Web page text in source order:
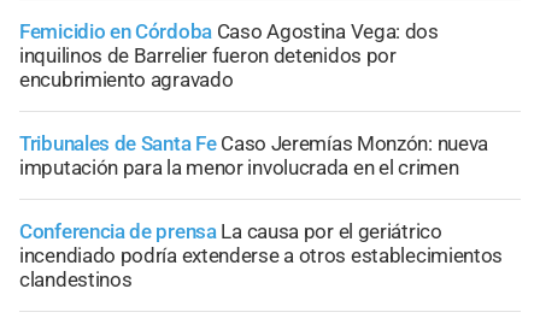
Femicidio en Córdoba Caso Agostina Vega: dos
inquilinos de Barrelier fueron detenidos por
encubrimiento agravado
Tribunales de Santa Fe Caso Jeremías Monzón: nueva
imputación para la menor involucrada en el crimen
Conferencia de prensa La causa por el geriátrico
incendiado podría extenderse a otros establecimientos
clandestinos